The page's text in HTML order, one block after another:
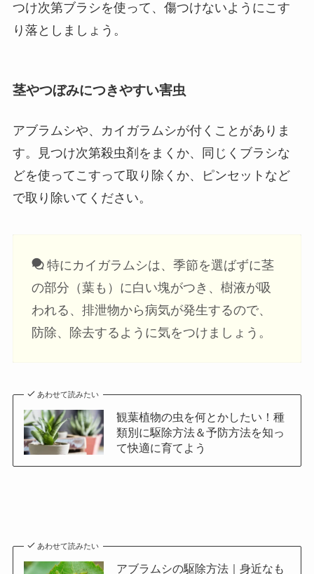
つけ次第ブラシを使って、傷つけないようにこす
り落としましょう。
茎やつぼみにつきやすい害虫
アブラムシや、カイガラムシが付くことがありま
す。見つけ次第殺虫剤をまくか、同じくブラシな
どを使ってこすって取り除くか、ピンセットなど
で取り除いてください。
特にカイガラムシは、季節を選ばずに茎
の部分（葉も）に白い塊がつき、樹液が吸
われる、排泄物から病気が発生するので、
防除、除去するように気をつけましょう。
あわせて読みたい
観葉植物の虫を何とかしたい！種
類別に駆除方法＆予防方法を知っ
て快適に育てよう
あわせて読みたい
アブラムシの駆除方法｜身近なも